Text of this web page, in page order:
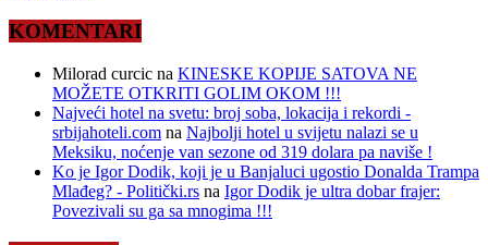
KOMENTARI
Milorad curcic na KINESKE KOPIJE SATOVA NE
MOŽETE OTKRITI GOLIM OKOM !!!
Najveći hotel na svetu: broj soba, lokacija i rekordi -
srbijahoteli.com na Najbolji hotel u svijetu nalazi se u
Meksiku, noćenje van sezone od 319 dolara pa naviše !
Ko je Igor Dodik, koji je u Banjaluci ugostio Donalda Trampa
Mlađeg? - Politički.rs na Igor Dodik je ultra dobar frajer:
Povezivali su ga sa mnogima !!!